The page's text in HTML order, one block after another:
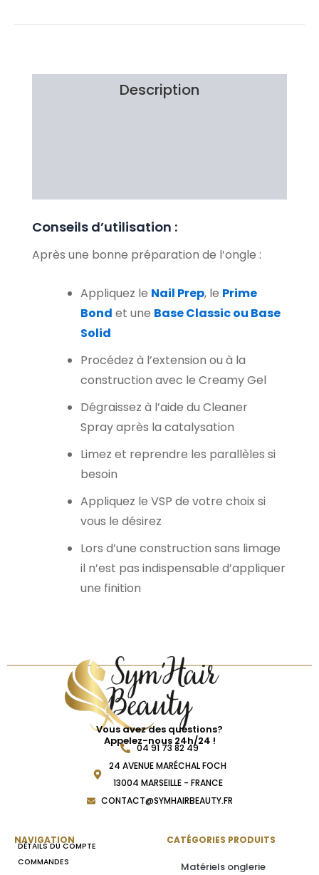
Description
Conseils d’utilisation :
Après une bonne préparation de l’ongle :
Appliquez le Nail Prep, le Prime
Bond et une Base Classic ou Base
Solid
Procédez à l’extension ou à la
construction avec le Creamy Gel
Dégraissez à l’aide du Cleaner
Spray après la catalysation
Limez et reprendre les parallèles si
besoin
Appliquez le VSP de votre choix si
vous le désirez
Lors d’une construction sans limage
il n’est pas indispensable d’appliquer
une finition
Vous avez des questions?
Appelez-nous 24h/24 !
04 91 73 82 49
24 AVENUE MARÉCHAL FOCH
13004 MARSEILLE - FRANCE
CONTACT@SYMHAIRBEAUTY.FR
NAVIGATION
DÉTAILS DU COMPTE
COMMANDES
CATÉGORIES PRODUITS
Matériels onglerie